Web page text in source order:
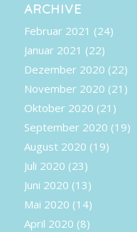
ARCHIVE
Februar 2021 (24)
Januar 2021 (22)
Dezember 2020 (22)
November 2020 (21)
Oktober 2020 (21)
September 2020 (19)
August 2020 (19)
Juli 2020 (23)
Juni 2020 (13)
Mai 2020 (14)
April 2020 (8)